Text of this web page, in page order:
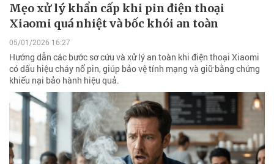
Mẹo xử lý khẩn cấp khi pin điện thoại
Xiaomi quá nhiệt và bốc khói an toàn
05/01/2026 16:27
Hướng dẫn các bước sơ cứu và xử lý an toàn khi điện thoại Xiaomi
có dấu hiệu cháy nổ pin, giúp bảo vệ tính mạng và giữ bằng chứng
khiếu nại bảo hành hiệu quả.